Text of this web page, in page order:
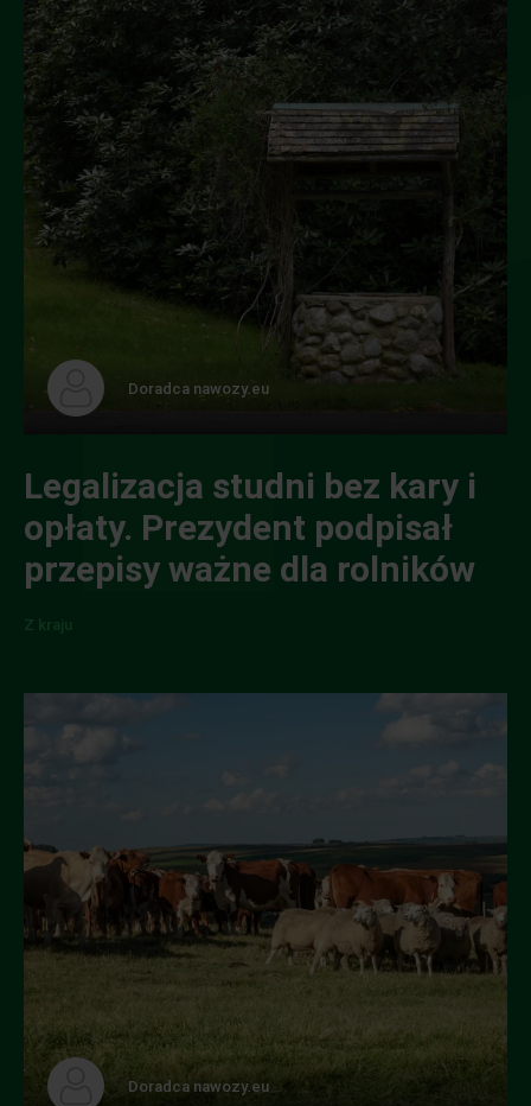
Doradca nawozy.eu
Legalizacja studni bez kary i
opłaty. Prezydent podpisał
przepisy ważne dla rolników
Z kraju
Doradca nawozy.eu